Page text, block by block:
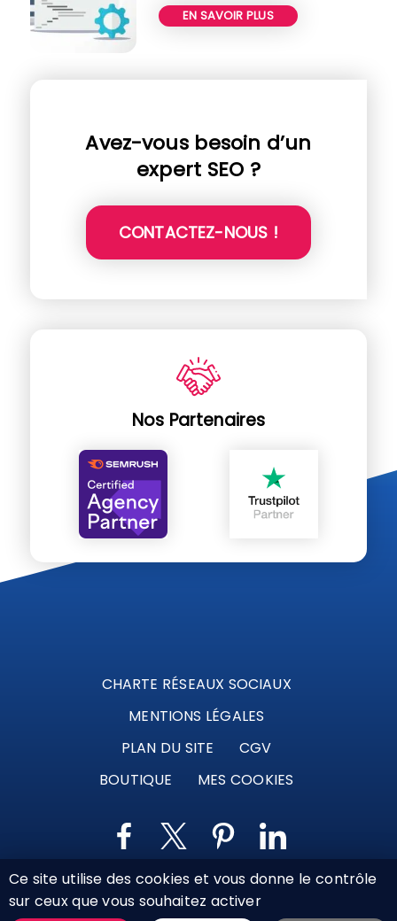
EN SAVOIR PLUS
Avez-vous besoin d’un
expert SEO ?
CONTACTEZ-NOUS !
Nos Partenaires
CHARTE RÉSEAUX SOCIAUX
MENTIONS LÉGALES
PLAN DU SITE
CGV
BOUTIQUE
MES COOKIES
Marque déposée © Agence Web Attichy, Compiègne,
Ce site utilise des cookies et vous donne le contrôle
sur ceux que vous souhaitez activer